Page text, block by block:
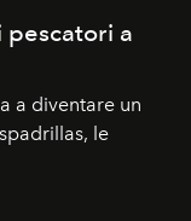
pescatori a
a diventare un
le